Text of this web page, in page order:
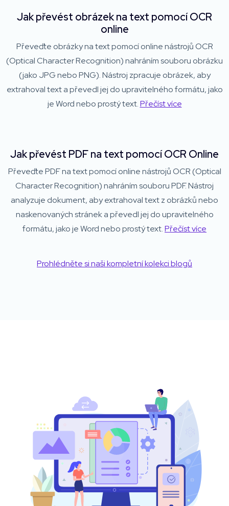
Jak převést obrázek na text pomocí OCR
online
Převeďte obrázky na text pomocí online nástrojů OCR
(Optical Character Recognition) nahráním souboru obrázku
(jako JPG nebo PNG). Nástroj zpracuje obrázek, aby
extrahoval text a převedl jej do upravitelného formátu, jako
je Word nebo prostý text.Přečíst více
Jak převést PDF na text pomocí OCR Online
Převeďte PDF na text pomocí online nástrojů OCR (Optical
Character Recognition) nahráním souboru PDF. Nástroj
analyzuje dokument, aby extrahoval text z obrázků nebo
naskenovaných stránek a převedl jej do upravitelného
formátu, jako je Word nebo prostý text.Přečíst více
Prohlédněte si naši kompletní kolekci blogů